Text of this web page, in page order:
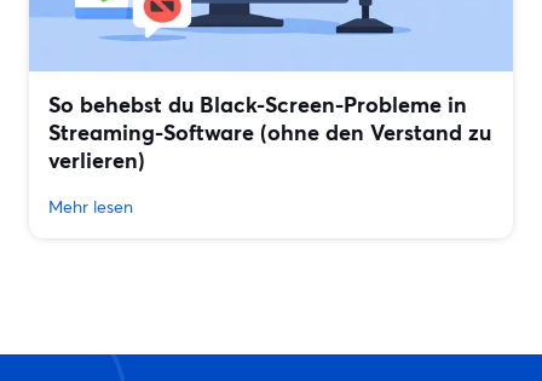
So behebst du Black-Screen-Probleme in
Streaming-Software (ohne den Verstand zu
verlieren)
Mehr lesen